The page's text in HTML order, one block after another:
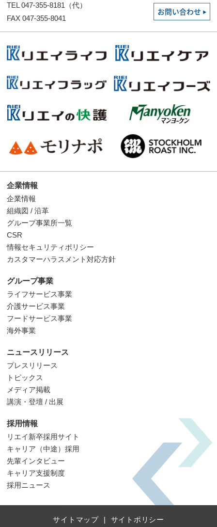
TEL 047-355-8181（代）
FAX 047-355-8041
お問い合わせ
企業情報
企業情報
組織図 / 沿革
グループ事業所一覧
CSR
情報セキュリティポリシー
カスタマーハラスメント対応方針
グループ事業
ライフサービス事業
介護サービス事業
フードサービス事業
海外事業
ニュースリリース
プレスリリース
トピックス
メディア掲載
講演・登壇 / 出展
採用情報
リエイ新卒採用サイト
キャリア（中途）採用
先輩インタビュー
キャリア支援制度
採用ニュース
サイトマップ サイトポリシー